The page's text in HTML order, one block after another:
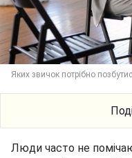
Яких звичок потрібно
Люди часто не